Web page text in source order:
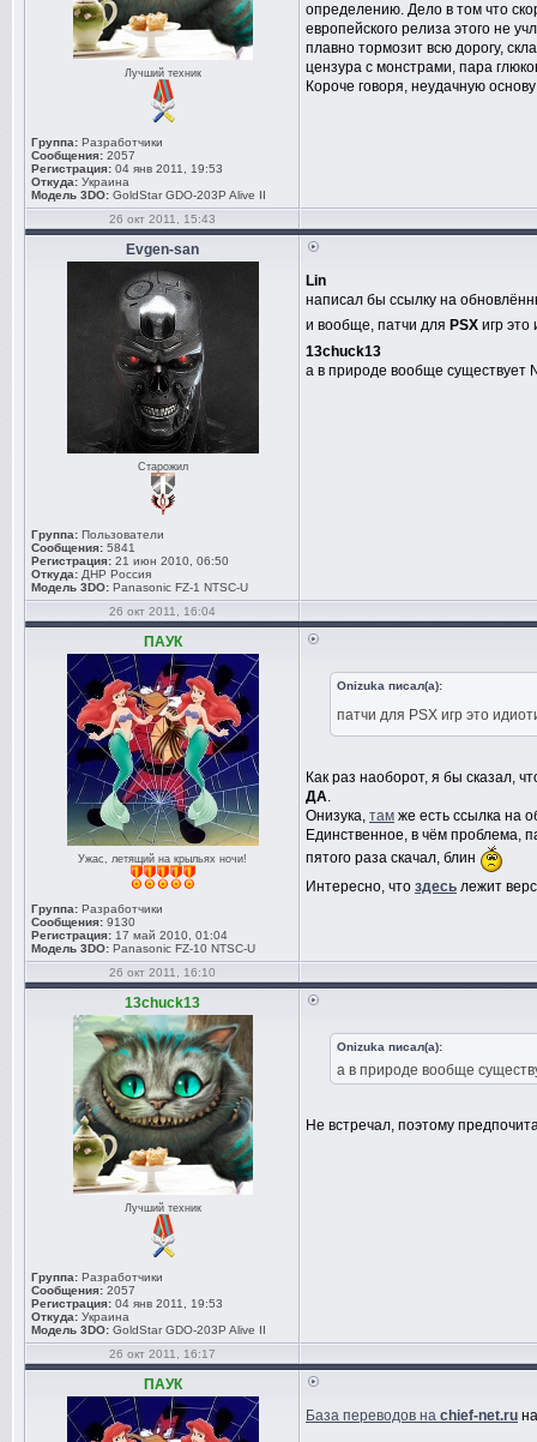
Лучший техник
Группа: Разработчики
Сообщения: 2057
Регистрация: 04 янв 2011, 19:53
Откуда: Украина
Модель 3DO: GoldStar GDO-203P Alive II
определению. Дело в том что
европейского релиза этого не
плавно тормозит всю дорогу,
цензура с монстрами, пара
Короче говоря, неудачную
26 окт 2011, 15:43
Evgen-san
Старожил
Группа: Пользователи
Сообщения: 5841
Регистрация: 21 июн 2010, 06:50
Откуда: ДНР Россия
Модель 3DO: Panasonic FZ-1 NTSC-U
Lin
написал бы ссылку на
и вообще, патчи для PSX игр
13chuck13
а в природе вообще существует
26 окт 2011, 16:04
ПАУК
Ужас, летящий на крыльях ночи!
Группа: Разработчики
Сообщения: 9130
Регистрация: 17 май 2010, 01:04
Модель 3DO: Panasonic FZ-10 NTSC-U
Onizuka писал(а):
патчи для PSX игр это
Как раз наоборот, я бы сказал,
ДА.
Онизука, там же есть ссылка на
Единственное, в чём проблема,
пятого раза скачал, блин
Интересно, что здесь лежит
26 окт 2011, 16:10
13chuck13
Лучший техник
Группа: Разработчики
Сообщения: 2057
Регистрация: 04 янв 2011, 19:53
Откуда: Украина
Модель 3DO: GoldStar GDO-203P Alive II
Onizuka писал(а):
а в природе вообще
Не встречал, поэтому
26 окт 2011, 16:17
ПАУК
База переводов на chief-net.ru